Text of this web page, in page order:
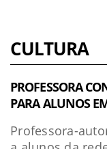
CULTURA
PROFESSORA
PARA ALUNOS
Professora-